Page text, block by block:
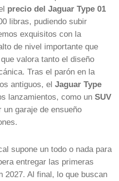
precio del Jaguar Type 01
libras, pudiendo subir
exquisitos con la
de nivel importante que
valora tanto el diseño
Tras el parón en la
antiguos, el Jaguar Type
lanzamientos, como un SUV
un garaje de ensueño
supone un todo o nada para
entregar las primeras
2027. Al final, lo que buscan